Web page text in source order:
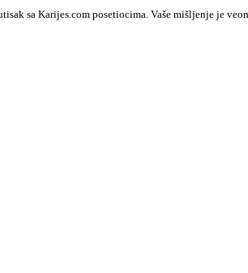
sa Karijes.com posetiocima. Vaše mišljenje je